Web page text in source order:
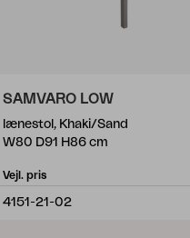
SAMVARO LOW
lænestol, Khaki/Sand
W80 D91 H86 cm
Vejl. pris
4151-21-02